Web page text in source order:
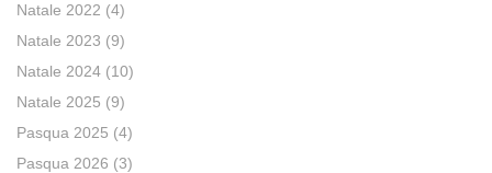
Natale 2022 (4)
Natale 2023 (9)
Natale 2024 (10)
Natale 2025 (9)
Pasqua 2025 (4)
Pasqua 2026 (3)